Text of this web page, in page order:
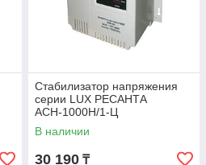
Стабилизатор напряжения
серии LUX РЕСАНТА
АСН-1000Н/1-Ц
В наличии
30 190 ₸